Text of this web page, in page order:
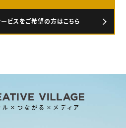
ビスをご希望の方はこちら
ル×つながる×メディア